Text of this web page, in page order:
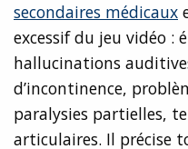
secondaires médicaux
excessif du jeu vidéo :
hallucinations
d’incontinence,
paralysies partielles,
articulaires. Il précise